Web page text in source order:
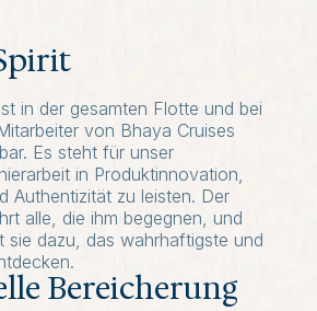
in der gesamten Flotte und bei
von Bhaya Cruises
Es steht für unser
in Produktinnovation,
Authentizität zu leisten. Der
alle, die ihm begegnen, und
sie dazu, das wahrhaftigste und
Bereicherung